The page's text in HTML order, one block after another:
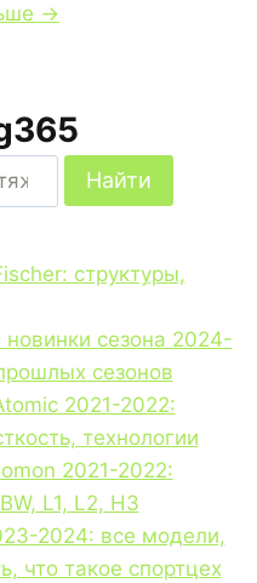
→
Найти
структуры,
сезона 2024-
сезонов
2021-2022:
технологии
2021-2022:
L1, L2, H3
2024: все модели,
что такое спортцех